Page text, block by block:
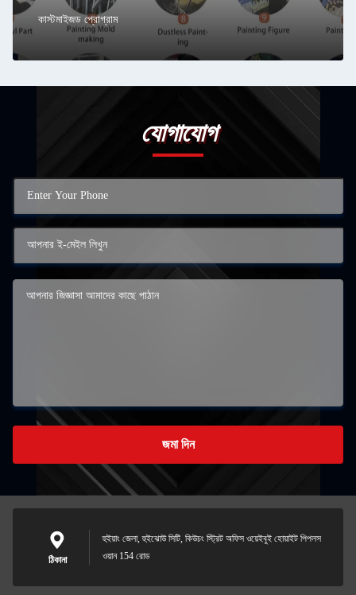
কাস্টমাইজড প্রোগ্রাম
যোগাযোগ
জমা দিন
ঠিকানা
হুইয়াং জেলা, হুইঝোউ সিটি, কিউচং স্ট্রিট অফিস ওয়েইবুই হোয়াইট পিপলস
ওয়ান 154 রোড